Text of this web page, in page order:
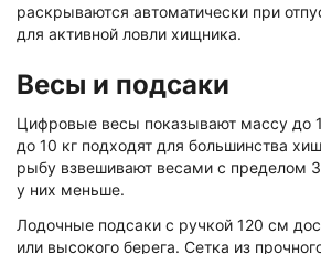
раскрываются автоматически при
для активной ловли хищника.
Весы и подсаки
Цифровые весы показывают массу до
до 10 кг подходят для большинства
рыбу взвешивают весами с пределом
у них меньше.
Лодочные подсаки с ручкой 120 см
или высокого берега. Сетка из